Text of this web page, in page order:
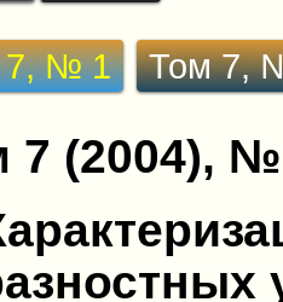
7, № 1 Том 7,
7 (2004),